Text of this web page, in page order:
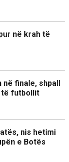
në krah të
finale, shpall
të futbollit
nis hetimi
e Botës